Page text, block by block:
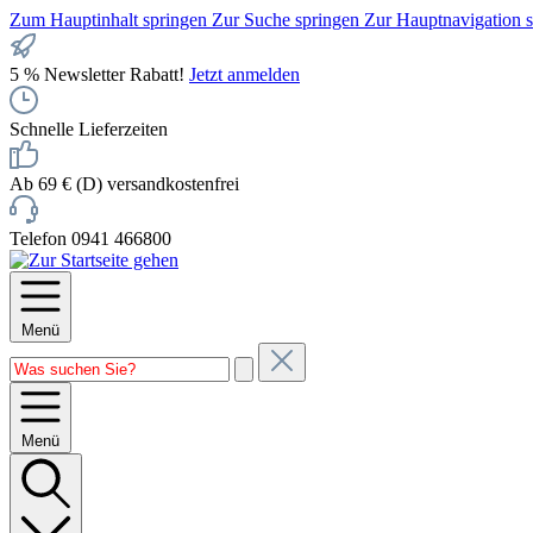
Zum Hauptinhalt springen Zur Suche springen Zur Hauptnavigation
5 % Newsletter Rabatt! Jetzt anmelden
Schnelle Lieferzeiten
Ab 69 € (D) versandkostenfrei
Telefon 0941 466800
Menü
Menü